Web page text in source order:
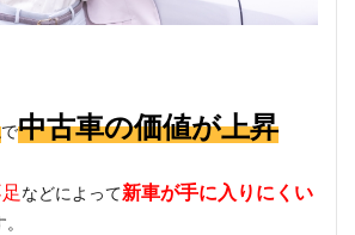
で中古車の価値が上昇
などによって新車が手に入りにくい